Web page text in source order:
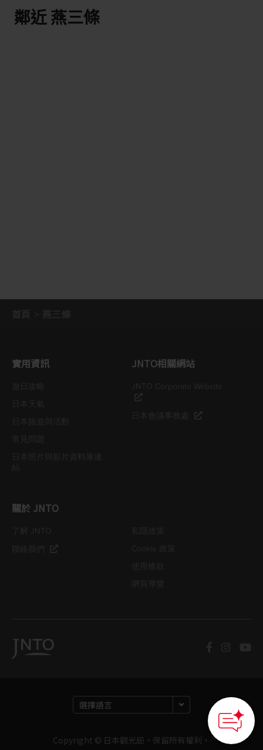
鄰近 燕三條
實用資訊 JNTO相關網站
關於 JNTO
Copyright © 日本觀光局。保留所有權利。